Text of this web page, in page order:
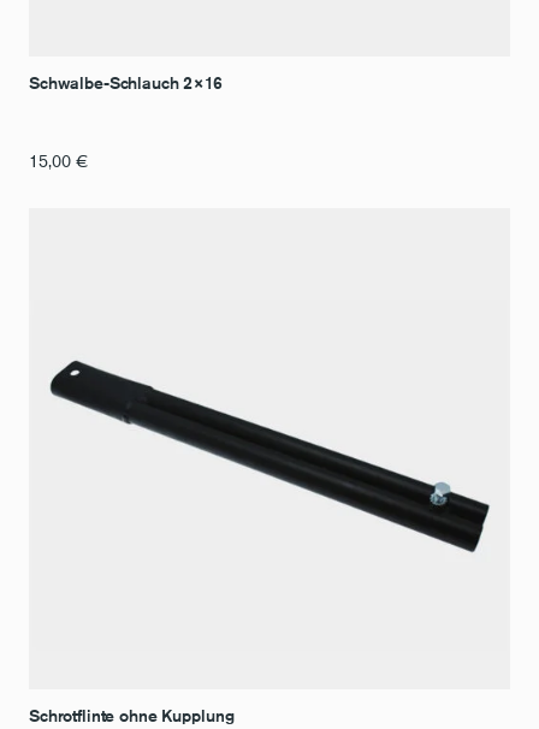
Schwalbe-Schlauch 2×16
15,00 €
Schrotflinte ohne Kupplung